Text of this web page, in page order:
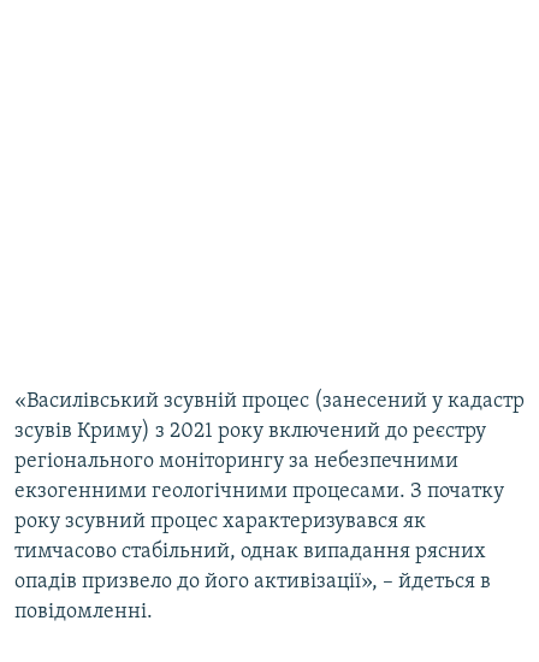
«Василівський зсувній процес (занесений у кадастр
зсувів Криму) з 2021 року включений до реєстру
регіонального моніторингу за небезпечними
екзогенними геологічними процесами. З початку
року зсувний процес характеризувався як
тимчасово стабільний, однак випадання рясних
опадів призвело до його активізації», – йдеться в
повідомленні.